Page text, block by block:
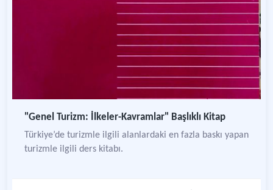
"Genel Turizm: İlkeler-Kavramlar" Başlıklı Kitap
Türkiye’de turizmle ilgili alanlardaki en fazla baskı yapan
turizmle ilgili ders kitabı.